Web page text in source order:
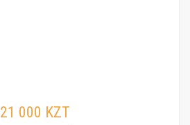
21 000 KZT